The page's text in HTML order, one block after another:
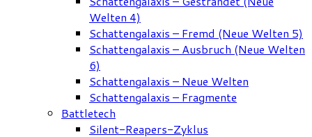
Welten 4)
Schattengalaxis – Fremd (Neue Welten 5)
Schattengalaxis – Ausbruch (Neue Welten
6)
Schattengalaxis – Neue Welten
Schattengalaxis – Fragmente
Battletech
Silent-Reapers-Zyklus